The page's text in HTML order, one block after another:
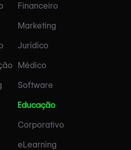
Financeiro
Marketing
Jurídico
Médico
Software
Educação
Corporativo
eLearning